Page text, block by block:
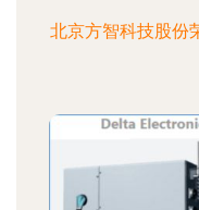
北京方智科技股份